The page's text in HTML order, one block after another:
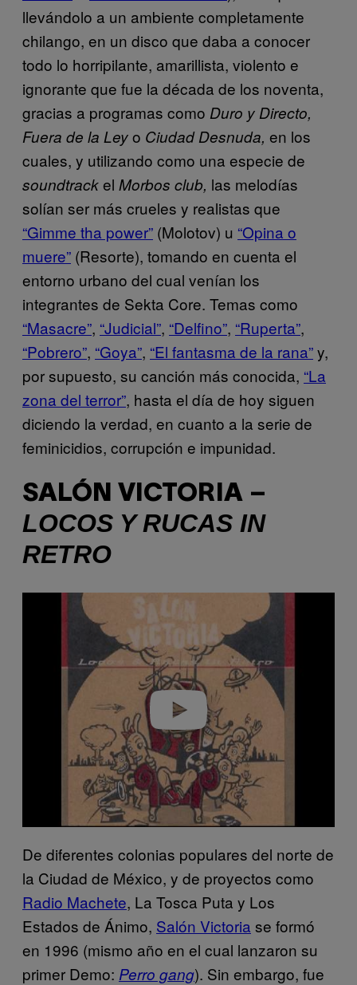
llevándolo a un ambiente completamente
chilango, en un disco que daba a conocer
todo lo horripilante, amarillista, violento e
ignorante que fue la década de los noventa,
gracias a programas como Duro y Directo,
Fuera de la Leyo Ciudad Desnuda, en los
cuales, y utilizando como una especie de
soundtrackel Morbos club, las melodías
solían ser más crueles y realistas que
“Gimme tha power” (Molotov) u “Opina o
muere” (Resorte), tomando en cuenta el
entorno urbano del cual venían los
integrantes de Sekta Core. Temas como
“Masacre”, “Judicial”, “Delfino”, “Ruperta”,
“Pobrero”, “Goya”, “El fantasma de la rana”y,
por supuesto, su canción más conocida, “La
zona del terror”, hasta el día de hoy siguen
diciendo la verdad, en cuanto a la serie de
feminicidios, corrupción e impunidad.
SALÓN VICTORIA –
LOCOS Y RUCAS IN
RETRO
De diferentes colonias populares del norte de
la Ciudad de México, y de proyectos como
Radio Machete, La Tosca Puta y Los
Estados de Ánimo, Salón Victoria se formó
en 1996 (mismo año en el cual lanzaron su
primer Demo: Perro gang). Sin embargo, fue